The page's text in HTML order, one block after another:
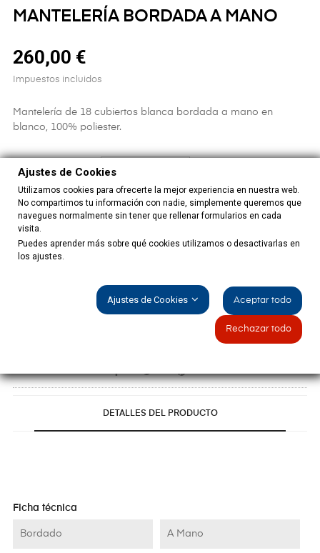
MANTELERÍA BORDADA A MANO
260,00 €
Impuestos incluidos
Mantelería de 18 cubiertos blanca bordada a mano en
blanco, 100% poliester.
TAMAÑO: 400X220CM
CANTIDAD
DETALLES DEL PRODUCTO
Ficha técnica
Bordado A Mano
Ajustes de Cookies
Utilizamos cookies para ofrecerte la mejor experiencia en nuestra web.
No compartimos tu información con nadie, simplemente queremos que
navegues normalmente sin tener que rellenar formularios en cada
visita.
Puedes aprender más sobre qué cookies utilizamos o desactivarlas en
los ajustes.
Ajustes de Cookies Aceptar todo
Rechazar todo